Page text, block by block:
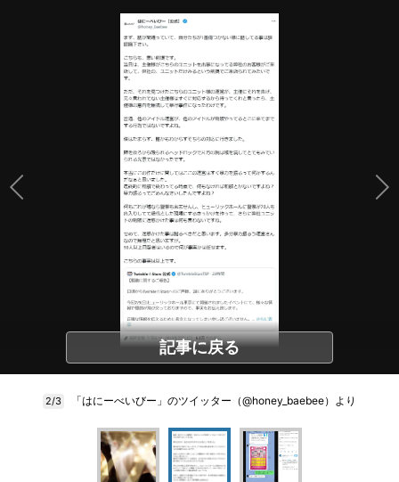
記事に戻る
2/3 「はにーべいびー」のツイッター（@honey_baebee）より